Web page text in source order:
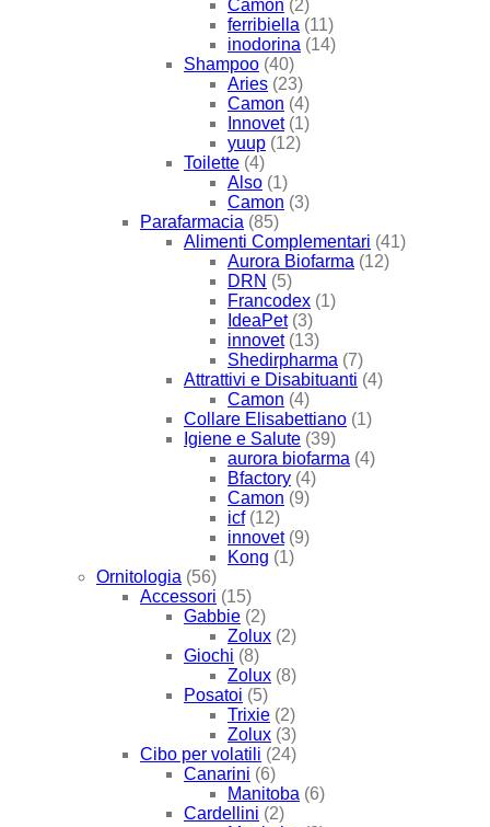
Camon (2)
ferribiella (11)
inodorina (14)
Shampoo (40)
Aries (23)
Camon (4)
Innovet (1)
yuup (12)
Toilette (4)
Also (1)
Camon (3)
Parafarmacia (85)
Alimenti Complementari (41)
Aurora Biofarma (12)
DRN (5)
Francodex (1)
IdeaPet (3)
innovet (13)
Shedirpharma (7)
Attrattivi e Disabituanti (4)
Camon (4)
Collare Elisabettiano (1)
Igiene e Salute (39)
aurora biofarma (4)
Bfactory (4)
Camon (9)
icf (12)
innovet (9)
Kong (1)
Ornitologia (56)
Accessori (15)
Gabbie (2)
Zolux (2)
Giochi (8)
Zolux (8)
Posatoi (5)
Trixie (2)
Zolux (3)
Cibo per volatili (24)
Canarini (6)
Manitoba (6)
Cardellini (2)